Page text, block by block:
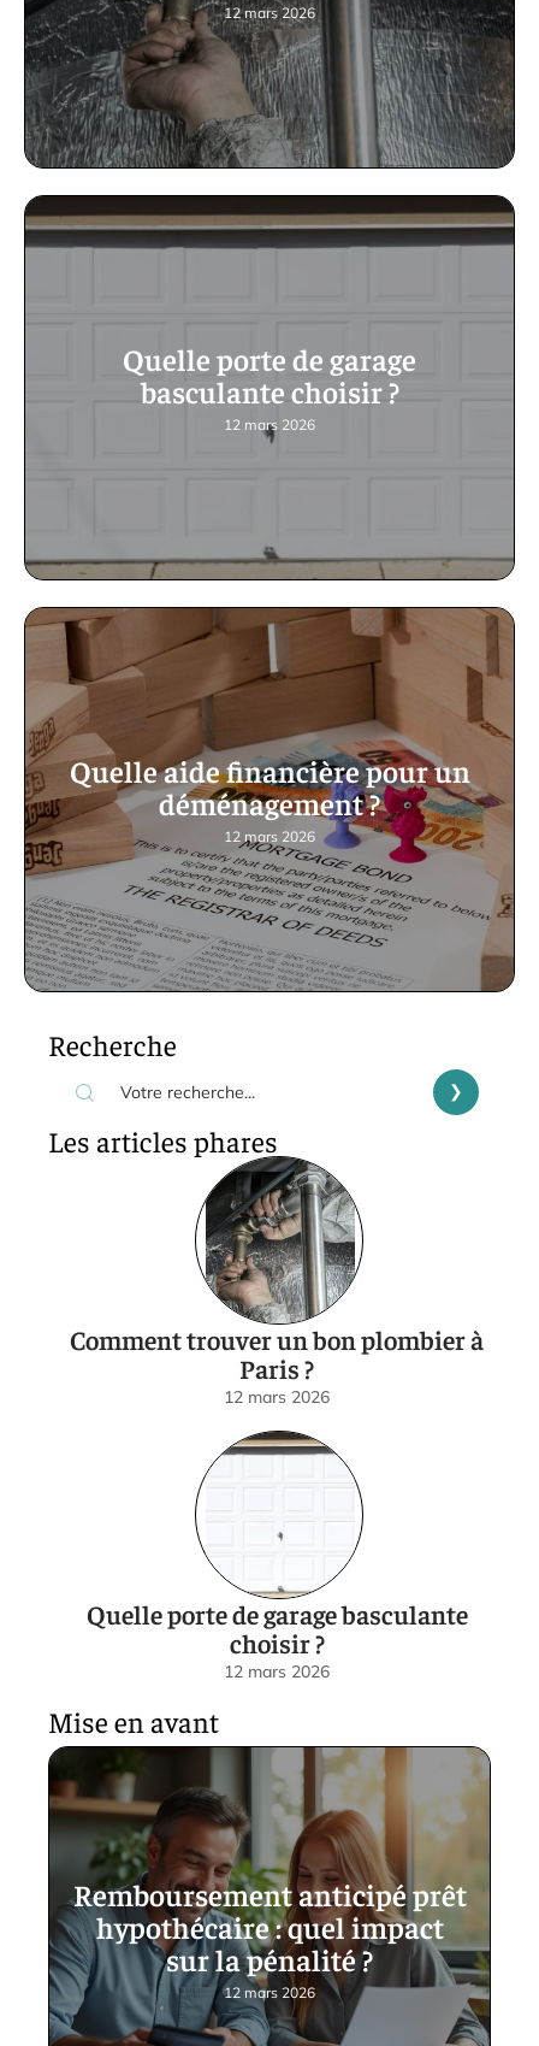
12 mars 2026
Quelle porte de garage
basculante choisir ?
12 mars 2026
Quelle aide financière pour un
déménagement ?
12 mars 2026
Recherche
Les articles phares
Comment trouver un bon plombier à
Paris ?
12 mars 2026
Quelle porte de garage basculante
choisir ?
12 mars 2026
Mise en avant
Remboursement anticipé prêt
hypothécaire : quel impact
sur la pénalité ?
12 mars 2026